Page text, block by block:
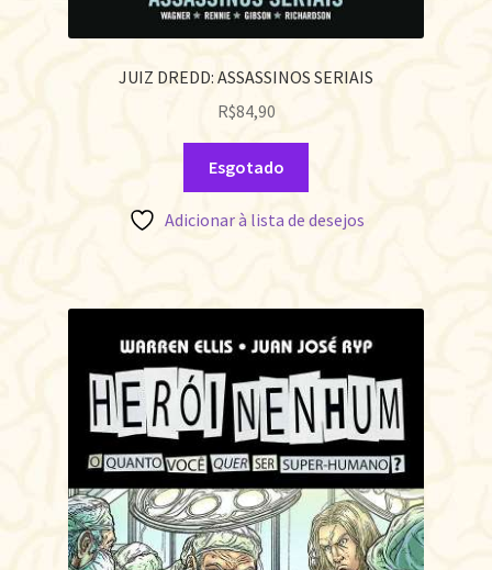
JUIZ DREDD: ASSASSINOS SERIAIS
R$84,90
Esgotado
Adicionar à lista de desejos